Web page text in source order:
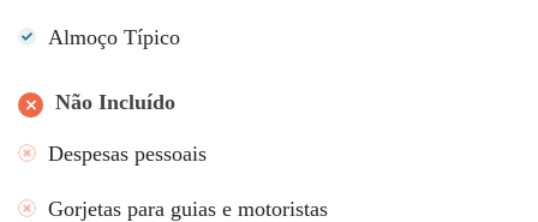
Almoço Típico
Não Incluído
Despesas pessoais
Gorjetas para guias e motoristas